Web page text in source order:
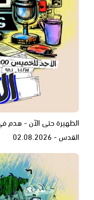
الظهيرة حتى الآن - هدم
القدس - 02.08.2026